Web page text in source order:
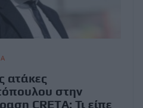
ατάκες
στην
CRETA: Τι είπε